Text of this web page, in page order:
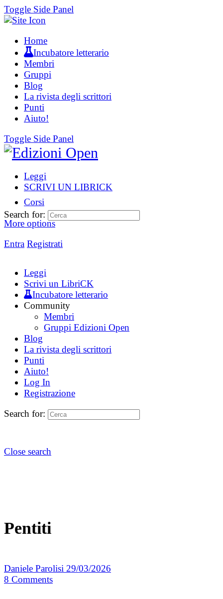
Toggle Side Panel
Home
Incubatore letterario
Membri
Gruppi
Blog
La rivista degli scrittori
Punti
Aiuto!
Toggle Side Panel
Leggi
SCRIVI UN LIBRICK
Corsi
More options
Entra Registrati
Search for:
Leggi
Scrivi un LibriCK
Incubatore letterario
Community
Membri
Gruppi Edizioni Open
Blog
La rivista degli scrittori
Punti
Aiuto!
Log In
Registrazione
Search for:
Close search
Pentiti
Daniele Parolisi 29/03/2026
8 Comments